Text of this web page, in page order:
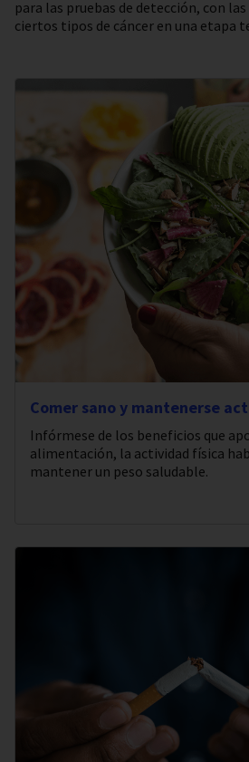
para las pruebas de detección, con
ciertos tipos de cáncer en una etapa
Comer sano y mantenerse
Infórmese de los beneficios que
alimentación, la actividad física
mantener un peso saludable.